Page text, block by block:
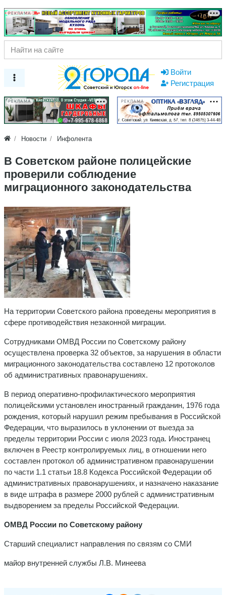
РЕКЛАМА
Войти
Регистрация
РЕКЛАМА РЕКЛАМА
Новости Инфолента
В Советском районе полицейские
проверили соблюдение
миграционного законодательства
На территории Советского района проведены мероприятия в
сфере противодействия незаконной миграции.
Сотрудниками ОМВД России по Советскому району
осуществлена проверка 32 объектов, за нарушения в области
миграционного законодательства составлено 12 протоколов
об административных правонарушениях.
В период оперативно-профилактического мероприятия
полицейскими установлен иностранный гражданин, 1976 года
рождения, который нарушил режим пребывания в Российской
Федерации, что выразилось в уклонении от выезда за
пределы территории России с июля 2023 года. Иностранец
включен в Реестр контролируемых лиц, в отношении него
составлен протокол об административном правонарушении
по части 1.1 статьи 18.8 Кодекса Российской Федерации об
административных правонарушениях, и назначено наказание
в виде штрафа в размере 2000 рублей с административным
выдворением за пределы Российской Федерации.
ОМВД России по Советскому району
Старший специалист направления по связям со СМИ
майор внутренней службы Л.В. Минеева